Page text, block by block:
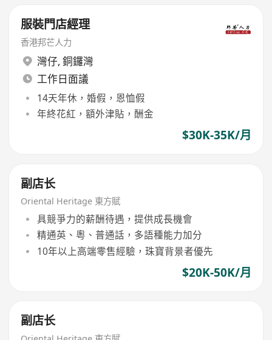
服裝門店經理
香港邦芒人力
灣仔, 銅鑼灣
工作日面議
14天年休，婚假，恩恤假
年終花紅，額外津貼，酬金
$30K-35K/月
副店长
Oriental Heritage 東方賦
具競爭力的薪酬待遇，提供成長機會
精通英、粵、普通話，多語種能力加分
10年以上高端零售經驗，珠寶背景者優先
$20K-50K/月
副店长